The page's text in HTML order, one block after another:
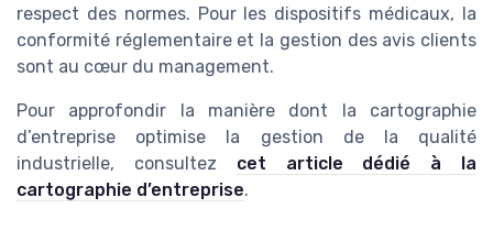
respect des normes. Pour les dispositifs médicaux, la
conformité réglementaire et la gestion des avis clients
sont au cœur du management.
Pour approfondir la manière dont la cartographie
d’entreprise optimise la gestion de la qualité
industrielle, consultez cet article dédié à la
cartographie d’entreprise.